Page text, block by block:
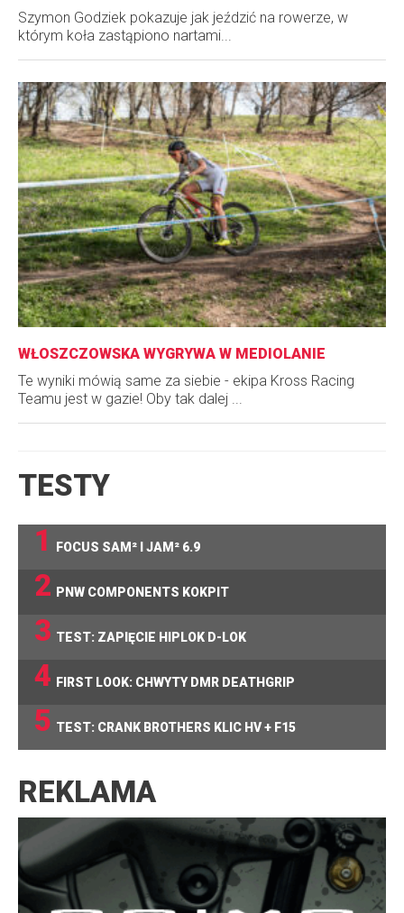
Szymon Godziek pokazuje jak jeździć na rowerze, w
którym koła zastąpiono nartami...
WŁOSZCZOWSKA WYGRYWA W MEDIOLANIE
Te wyniki mówią same za siebie - ekipa Kross Racing
Teamu jest w gazie! Oby tak dalej ...
TESTY
1
FOCUS SAM² I JAM² 6.9
2 PNW COMPONENTS KOKPIT
3 TEST: ZAPIĘCIE HIPLOK D-LOK
4 FIRST LOOK: CHWYTY DMR DEATHGRIP
5 TEST: CRANK BROTHERS KLIC HV + F15
REKLAMA